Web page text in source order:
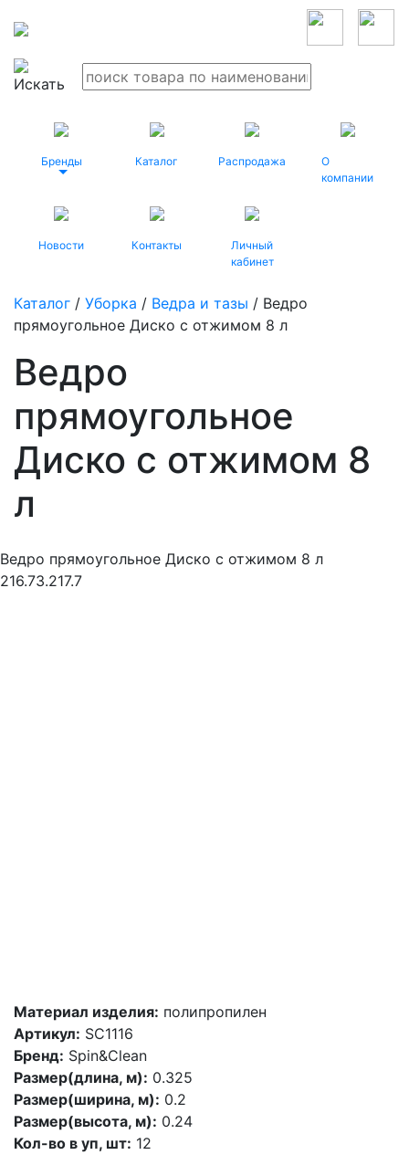
Бренды Каталог Распродажа
О
компании
Новости Контакты
Личный
кабинет
Каталог / Уборка / Ведра и тазы / Ведро
прямоугольное Диско с отжимом 8 л
Ведро
прямоугольное
Диско с отжимом 8
л
Ведро прямоугольное Диско с отжимом 8 л
216.73.217.7
Материал изделия: полипропилен
Артикул: SC1116
Бренд: Spin&Clean
Размер(длина, м): 0.325
Размер(ширина, м): 0.2
Размер(высота, м): 0.24
Кол-во в уп, шт: 12